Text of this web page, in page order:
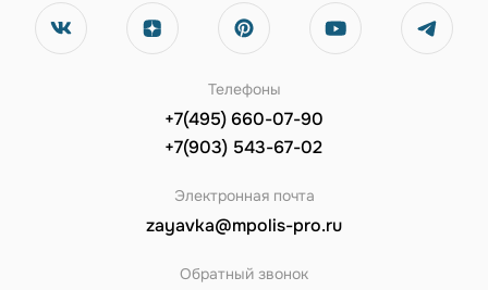
Телефоны
+7(495) 660-07-90
+7(903) 543-67-02
Электронная почта
zayavka@mpolis-pro.ru
Обратный звонок